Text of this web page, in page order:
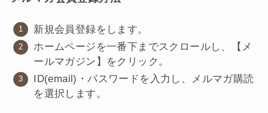
新規会員登録をします。
ホームページを一番下までスクロールし、【メ
ールマガジン】をクリック。
ID(email)・パスワードを入力し、メルマガ購読
を選択します。